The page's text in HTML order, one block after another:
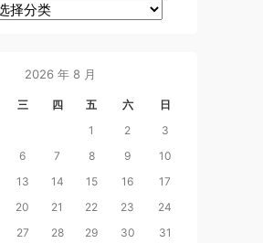
2026 年 8 月
三 四 五 六
日
1
2
3
6 7 8 9
10
13 14 15 16
17
20 21 22 23
24
27 28 29 30 31